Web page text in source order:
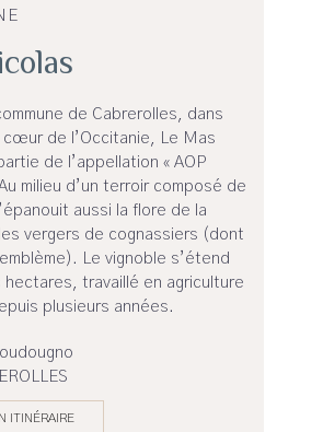
de Cabrerolles, dans
cœur de l’Occitanie, Le Mas
de l’appellation « AOP
milieu d’un terroir composé de
aussi la flore de la
vergers de cognassiers (dont
Le vignoble s’étend
hectares, travaillé en agriculture
plusieurs années.
ITINÉRAIRE